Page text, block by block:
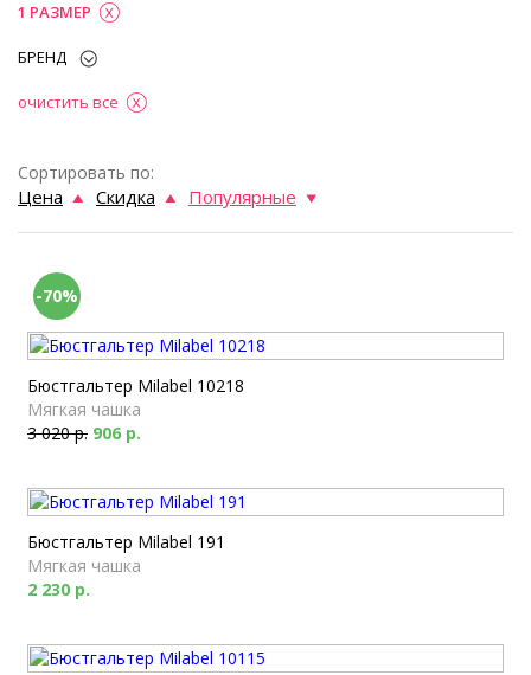
1 РАЗМЕР
БРЕНД
очистить все
Сортировать по:
Цена Скидка Популярные
-70%
Бюстгальтер Milabel 10218
Мягкая чашка
3 020 р. 906 р.
Бюстгальтер Milabel 191
Мягкая чашка
2 230 р.